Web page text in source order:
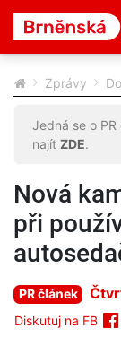
Zprávy
Jedná se o
najít ZDE.
Nová
při
PR článek
Diskutuj na FB